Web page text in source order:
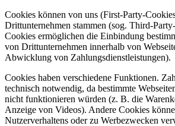
Cookies können von uns (First-Party-
Drittunternehmen stammen (sog. Third-
Cookies ermöglichen die Einbindung
von Drittunternehmen innerhalb von
Abwicklung von Zahlungsdienstleistungen).
Cookies haben verschiedene Funktionen.
technisch notwendig, da bestimmte
nicht funktionieren würden (z. B. die
Anzeige von Videos). Andere Cookies
Nutzerverhaltens oder zu Werbezwecken